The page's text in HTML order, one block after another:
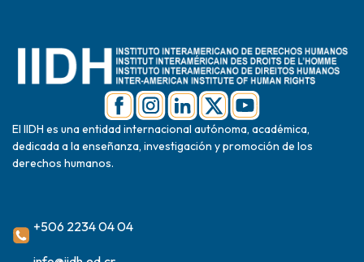
El IIDH es una entidad internacional autónoma, académica,
dedicada a la enseñanza, investigación y promoción de los
derechos humanos.
+506 2234 04 04